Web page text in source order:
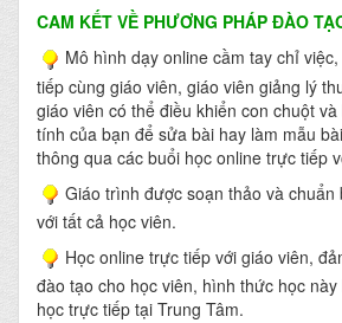
CAM KẾT VỀ PHƯƠNG PHÁP ĐÀO
Mô hình dạy online cầm tay chỉ
tiếp cùng giáo viên, giáo viên giảng lý
giáo viên có thể điều khiển con chuột
tính của bạn để sửa bài hay làm mẫu
thông qua các buổi học online trực tiếp
Giáo trình được soạn thảo và
với tất cả học viên.
Học online trực tiếp với giáo viên,
đào tạo cho học viên, hình thức học
học trực tiếp tại Trung Tâm.